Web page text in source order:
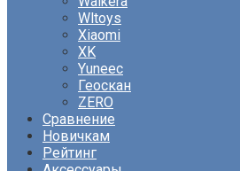
Wltoys
Xiaomi
XK
Yuneec
Геоскан
ZERO
Сравнение
Новичкам
Рейтинг